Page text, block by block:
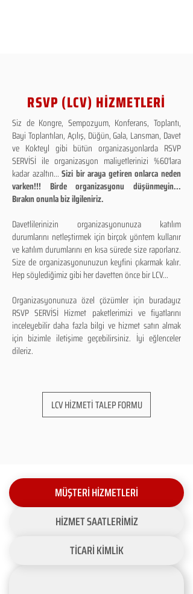
RSVP (LCV) HİZMETLERİ
Siz de Kongre, Sempozyum, Konferans, Toplantı,
Bayi Toplantıları, Açılış, Düğün, Gala, Lansman, Davet
ve Kokteyl gibi bütün organizasyonlarda RSVP
SERVİSİ ile organizasyon maliyetlerinizi %60'lara
kadar azaltın...Sizi bir araya getiren onlarca neden
varken!!! Birde organizasyonu düşünmeyin...
Bırakın onunla biz ilgileniriz.
Davetlilerinizin organizasyonunuza katılım
durumlarını netleştirmek için birçok yöntem kullanır
ve katılım durumlarını en kısa sürede size raporlarız.
Size de organizasyonunuzun keyfini çıkarmak kalır.
Hep söylediğimiz gibi her davetten önce bir LCV...
Organizasyonunuza özel çözümler için buradayız
RSVP SERVİSİ Hizmet paketlerimizi ve fiyatlarını
inceleyebilir daha fazla bilgi ve hizmet satın almak
için bizimle iletişime geçebilirsiniz. İyi eğlenceler
dileriz.
LCV HİZMETİ TALEP FORMU
MÜŞTERİ HİZMETLERİ
HİZMET SAATLERİMİZ
TİCARİ KİMLİK